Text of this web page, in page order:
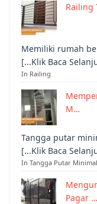
Railing
Memiliki rumah
[...Klik Baca
In Railing
M…
Tangga putar
[...Klik Baca
In Tangga Putar
Pagar …